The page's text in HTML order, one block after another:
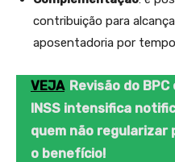
contribuição para
aposentadoria por
VEJA Revisão do BPC
INSS intensifica
quem não regularizar
o benefício!